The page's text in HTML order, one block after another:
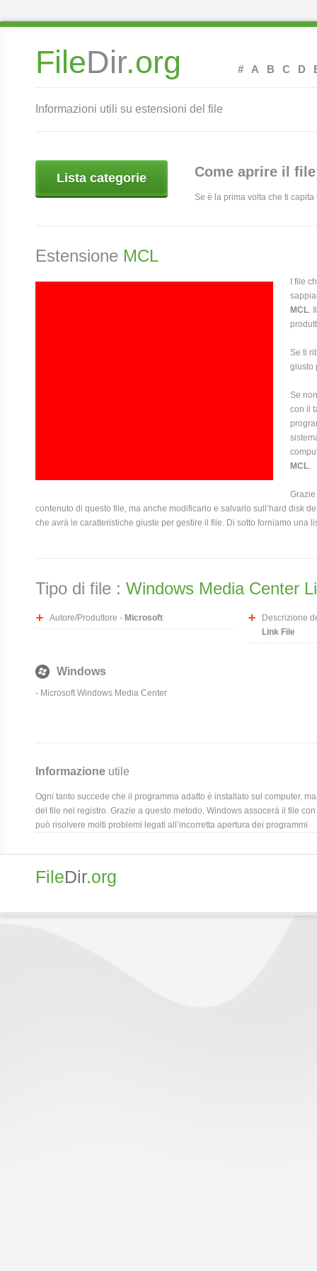
FileDir.org # A B C D
Informazioni utili su estensioni del file
Lista categorie Come aprire il
Se è la prima volta che ti
Estensione MCL
I file
MCL.
Se ti
giusto
Se
con il
MCL.
contenuto di questo file, ma anche modificarlo e salvarlo sull’hard disk
che avrà le caratteristiche giuste per gestire il file. Di sotto forniamo una
Tipo di file : Windows Media Center
Autore/Produttore - Microsoft
Descrizione
Link File
Windows
- Microsoft Windows Media Center
Informazione utile
Ogni tanto succede che il programma adatto è installato sul computer,
del file nel registro. Grazie a questo metodo, Windows assocerà il file
può risolvere molti problemi legati all’incorretta apertura dei programmi
FileDir.org